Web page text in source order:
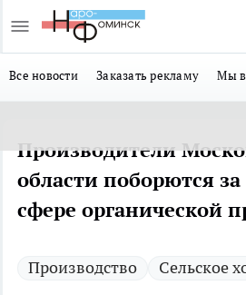
Все новости Заказать рекламу Мы в
Производители
области поборются
сфере органической
Производство Сельское